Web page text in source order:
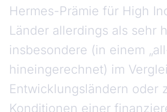
Hermes-Prämie für High
Länder allerdings als sehr
insbesondere (in einem
hineingerechnet) im
Entwicklungsländern oder
Konditionen einer